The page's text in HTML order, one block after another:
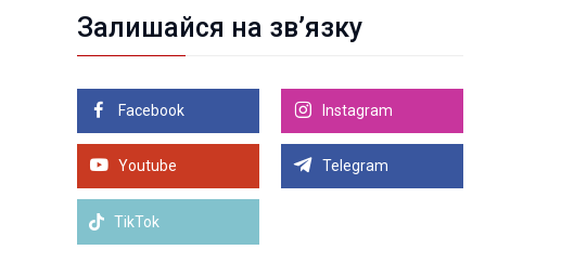
05.08.2026 21:18
Порівняння телеоб'єктивів Sigma Sports та Sony G-
05.08.2026 21:00
У Луцьку на 99,9% готовий новий Державний
ветеранський простір. ВІДЕО
Більше новин
Залишайся на зв’язку
Facebook Instagram
Youtube Telegram
TikTok